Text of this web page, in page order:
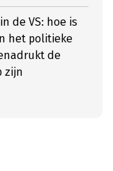
de VS: hoe is
het politieke
de
zijn